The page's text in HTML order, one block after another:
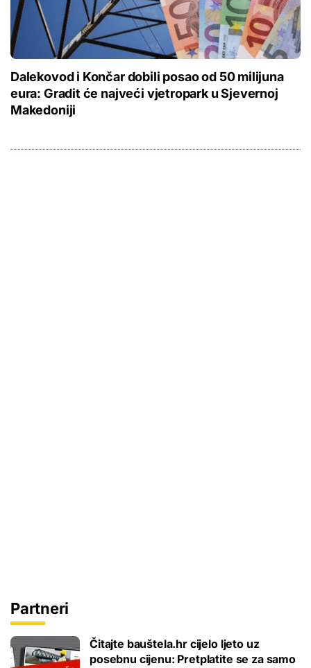
Dalekovod i Končar dobili posao od 50 milijuna
eura: Gradit će najveći vjetropark u Sjevernoj
Makedoniji
Partneri
Čitajte bauštela.hr cijelo ljeto uz
posebnu cijenu: Pretplatite se za samo